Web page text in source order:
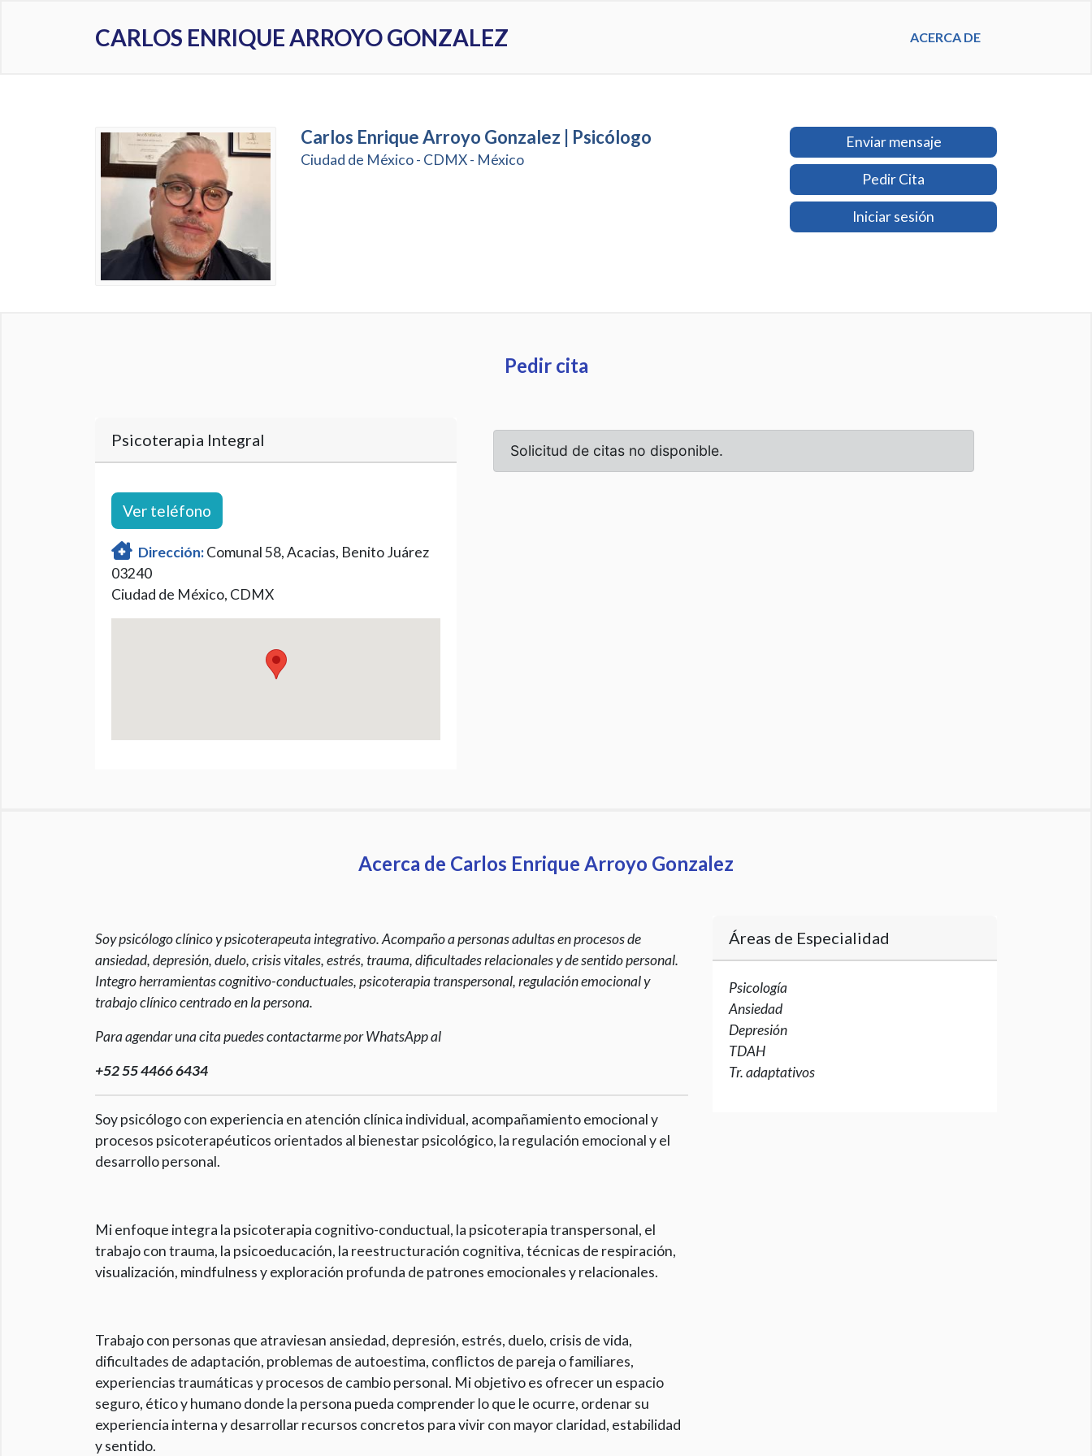
CARLOS ENRIQUE ARROYO GONZALEZ ACERCA DE
Carlos Enrique Arroyo Gonzalez | Psicólogo
Ciudad de México - CDMX - México
Enviar mensaje
Pedir Cita
Iniciar sesión
Pedir cita
Psicoterapia Integral
Ver teléfono
Dirección:Comunal 58, Acacias, Benito Juárez
03240
Ciudad de México, CDMX
Acerca de Carlos Enrique Arroyo Gonzalez
Soy psicólogo clínico y psicoterapeuta integrativo. Acompaño a personas adultas en procesos de
ansiedad, depresión, duelo, crisis vitales, estrés, trauma, dificultades relacionales y de sentido personal.
Integro herramientas cognitivo-conductuales, psicoterapia transpersonal, regulación emocional y
trabajo clínico centrado en la persona.
Para agendar una cita puedes contactarme por WhatsApp al
+52 55 4466 6434
Soy psicólogo con experiencia en atención clínica individual, acompañamiento emocional y
procesos psicoterapéuticos orientados al bienestar psicológico, la regulación emocional y el
desarrollo personal.
Mi enfoque integra la psicoterapia cognitivo-conductual, la psicoterapia transpersonal, el
trabajo con trauma, la psicoeducación, la reestructuración cognitiva, técnicas de respiración,
visualización, mindfulness y exploración profunda de patrones emocionales y relacionales.
Trabajo con personas que atraviesan ansiedad, depresión, estrés, duelo, crisis de vida,
dificultades de adaptación, problemas de autoestima, conflictos de pareja o familiares,
experiencias traumáticas y procesos de cambio personal. Mi objetivo es ofrecer un espacio
seguro, ético y humano donde la persona pueda comprender lo que le ocurre, ordenar su
experiencia interna y desarrollar recursos concretos para vivir con mayor claridad, estabilidad
y sentido.
Áreas de Especialidad
Psicología
Ansiedad
Depresión
TDAH
Tr. adaptativos